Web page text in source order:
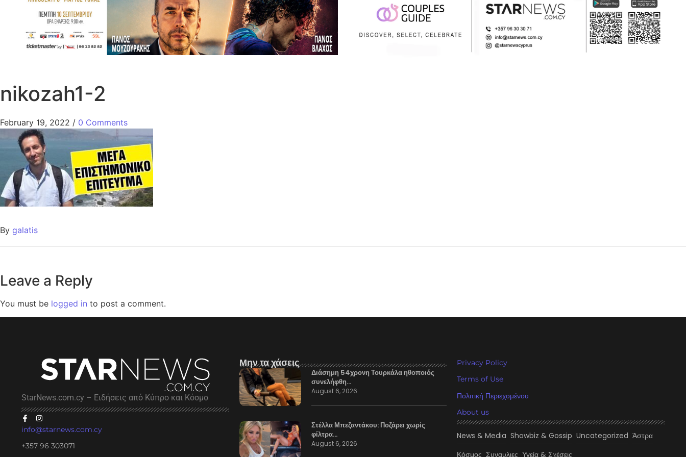
nikozah1-2
February 19, 2022 / 0 Comments
By galatis
Leave a Reply
You must be logged in to post a comment.
StarNews.com.cy – Ειδήσεις από Κύπρο και Κόσμο
info@starnews.com.cy
+357 96 303071
Μην τα χάσεις
Διάσημη 54χρονη Τουρκάλα ηθοποιός
συνελήφθη…
August 6, 2026
Στέλλα Μπεζαντάκου: Ποζάρει χωρίς
φίλτρα…
August 6, 2026
Privacy Policy
Terms of Use
Πολιτική Περιεχομένου
About us
News & Media Showbiz & Gossip Uncategorized Άστρα
Κόσμος Συναυλιες Υγεία & Σχέσεις